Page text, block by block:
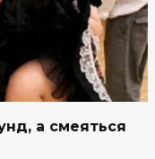
а смеяться